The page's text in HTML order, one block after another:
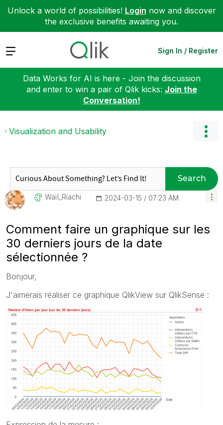
Unlock a world of possibilities! Login now and discover
the exclusive benefits awaiting you.
Expand Sign In / Register
Data Works for AI is here - Join the discussion
and enter to win a pair of Qlik kicks: Join the
Conversation!
Visualization and Usability
Search
Waïl_Riachi ‎2024-03-15 07:23 AM
Comment faire un graphique sur les
30 derniers jours de la date
sélectionnée ?
Bonjour,
J'aimerais réaliser ce graphique QlikView sur QlikSense :